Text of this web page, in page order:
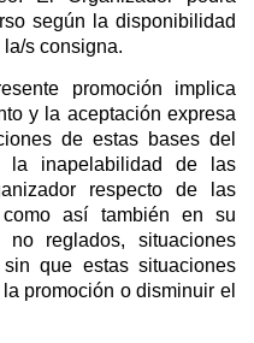
según la disponibilidad
s consigna.
promoción implica
y la aceptación expresa
de estas bases del
la inapelabilidad de las
respecto de las
así también en su
reglados, situaciones
que estas situaciones
promoción o disminuir el